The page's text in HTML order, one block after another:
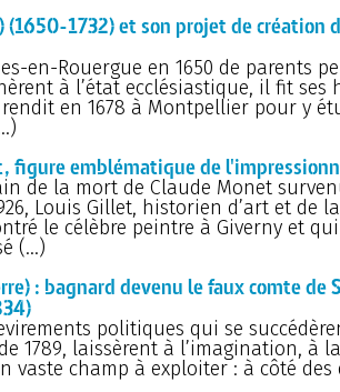
(1650-1732) et son projet de création
en-Rouergue en 1650 de parents
à l’état ecclésiastique, il fit ses
rendit en 1678 à Montpellier pour y
figure emblématique de
de la mort de Claude Monet
Louis Gillet, historien d’art et de
le célèbre peintre à Giverny et
(…)
: bagnard devenu le faux comte de
politiques qui se
1789, laissèrent à l’imagination, à
vaste champ à exploiter : à côté